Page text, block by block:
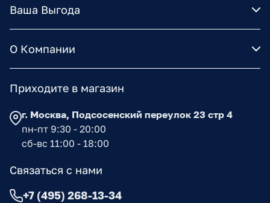
Ваша Выгода
О Компании
Приходите в магазин
г. Москва, Подсосенский переулок 23 стр 4
пн-пт 9:30 - 20:00
сб-вс 11:00 - 18:00
Связаться с нами
+7 (495) 268-13-34